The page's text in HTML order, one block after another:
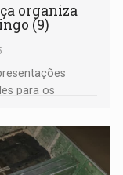
organiza
(9)
para os
pais